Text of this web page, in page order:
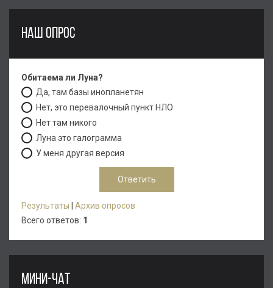
НАШ ОПРОС
Обитаема ли Луна?
Да, там базы инопланетян
Нет, это перевалочный пункт НЛО
Нет там никого
Луна это галограмма
У меня другая версия
Результаты
Архив опросов
Всего ответов: 1
МИНИ-ЧАТ